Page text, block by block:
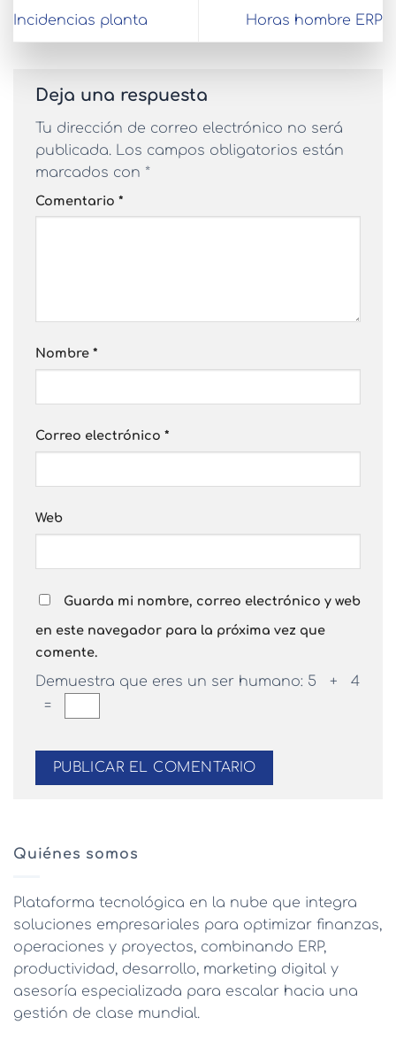
Incidencias planta Horas hombre ERP
Deja una respuesta
Tu dirección de correo electrónico no será
publicada. Los campos obligatorios están
marcados con *
Comentario *
Nombre *
Correo electrónico *
Web
Guarda mi nombre, correo electrónico y web
en este navegador para la próxima vez que
comente.
Demuestra que eres un ser humano: 5 + 4
=
Quiénes somos
Plataforma tecnológica en la nube que integra
soluciones empresariales para optimizar finanzas,
operaciones y proyectos, combinando ERP,
productividad, desarrollo, marketing digital y
asesoría especializada para escalar hacia una
gestión de clase mundial.